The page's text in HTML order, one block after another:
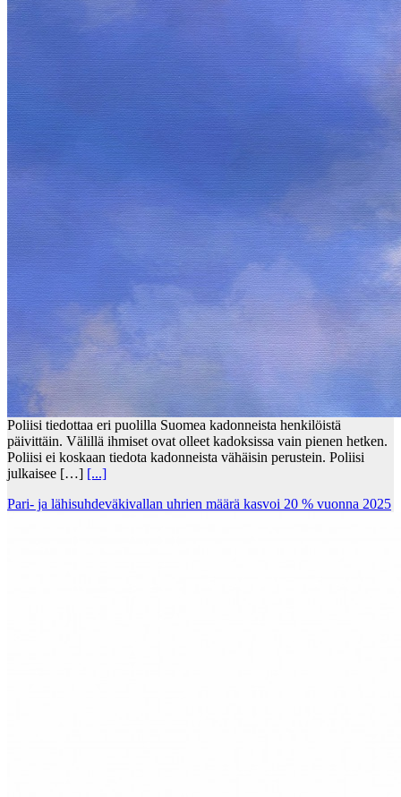
Poliisi tiedottaa eri puolilla Suomea kadonneista henkilöistä
päivittäin. Välillä ihmiset ovat olleet kadoksissa vain pienen hetken.
Poliisi ei koskaan tiedota kadonneista vähäisin perustein. Poliisi
julkaisee […] [...]
Pari- ja lähisuhdeväkivallan uhrien määrä kasvoi 20 % vuonna 2025